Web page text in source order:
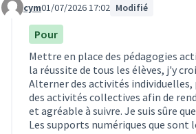
Commentaire 2109
cym01/07/2026 17:02 Modifié
Pour
Mettre en place des pédagogies
la réussite de tous les élèves, j'y
Alterner des activités individuelles,
des activités collectives afin de
et agréable à suivre. Je suis sûre
Les supports numériques que sont